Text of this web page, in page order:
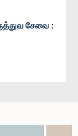
சேவை :